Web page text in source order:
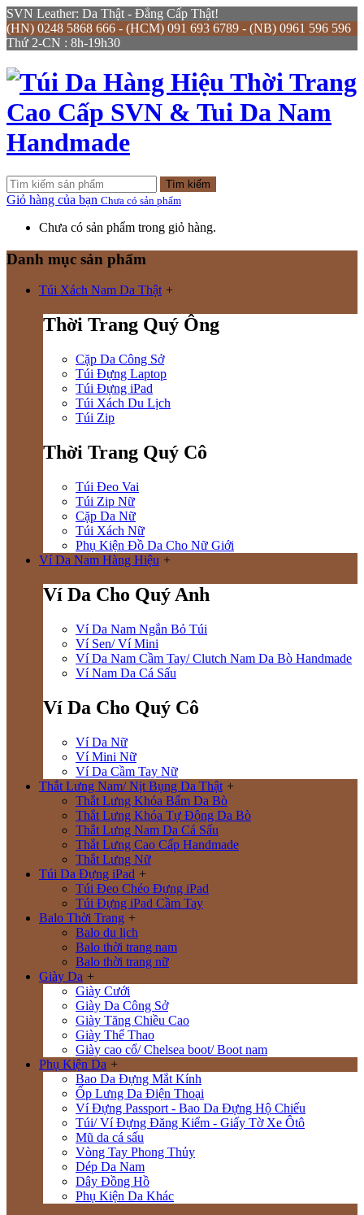
SVN Leather: Da Thật - Đẳng Cấp Thật!
(HN) 0248 5868 666 - (HCM) 091 693 6789 - (NB) 0961 596 596
Thứ 2-CN : 8h-19h30
Tìm kiếm
Giỏ hàng của bạn Chưa có sản phẩm
Chưa có sản phẩm trong giỏ hàng.
Danh mục sản phẩm
Túi Xách Nam Da Thật +
Thời Trang Quý Ông
Cặp Da Công Sở
Túi Đựng Laptop
Túi Đựng iPad
Túi Xách Du Lịch
Túi Zip
Thời Trang Quý Cô
Túi Đeo Vai
Túi Zip Nữ
Cặp Da Nữ
Túi Xách Nữ
Phụ Kiện Đồ Da Cho Nữ Giới
Ví Da Nam Hàng Hiệu +
Ví Da Cho Quý Anh
Ví Da Nam Ngắn Bỏ Túi
Ví Sen/ Ví Mini
Ví Da Nam Cầm Tay/ Clutch Nam Da Bò Handmade
Ví Nam Da Cá Sấu
Ví Da Cho Quý Cô
Ví Da Nữ
Ví Mini Nữ
Ví Da Cầm Tay Nữ
Thắt Lưng Nam/ Nịt Bụng Da Thật +
Thắt Lưng Khóa Bấm Da Bò
Thắt Lưng Khóa Tự Động Da Bò
Thắt Lưng Nam Da Cá Sấu
Thắt Lưng Cao Cấp Handmade
Thắt Lưng Nữ
Túi Da Đựng iPad +
Túi Đeo Chéo Đựng iPad
Túi Đựng iPad Cầm Tay
Balo Thời Trang +
Balo du lịch
Balo thời trang nam
Balo thời trang nữ
Giày Da +
Giày Cưới
Giày Da Công Sở
Giày Tăng Chiều Cao
Giày Thể Thao
Giày cao cổ/ Chelsea boot/ Boot nam
Phụ Kiện Da +
Bao Da Đựng Mắt Kính
Ốp Lưng Da Điện Thoại
Ví Đựng Passport - Bao Da Đựng Hộ Chiếu
Túi/ Ví Đựng Đăng Kiểm - Giấy Tờ Xe Ôtô
Mũ da cá sấu
Vòng Tay Phong Thủy
Dép Da Nam
Dây Đồng Hồ
Phụ Kiện Da Khác